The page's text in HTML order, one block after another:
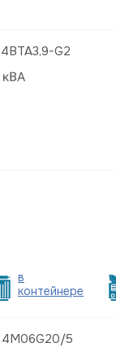
4BTA3,9-G2
в
контейнере
4M06G20/5